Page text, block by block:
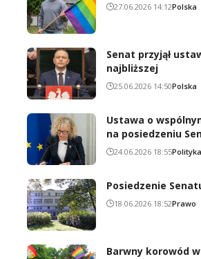
27.06.2026 14:12Polska
Senat przyjął
najbliższej
25.06.2026 14:50Polska
Ustawa o
na posiedzeniu
24.06.2026 18:55Polityka
Posiedzenie
18.06.2026 18:52Prawo
Barwny korowód